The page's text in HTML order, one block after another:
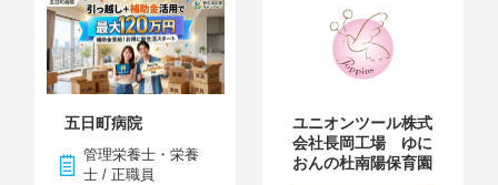
五日町病院
管理栄養士・栄養
士 / 正職員
ユニオンツール株式
会社長岡工場 ゆに
おんの杜南陽保育園